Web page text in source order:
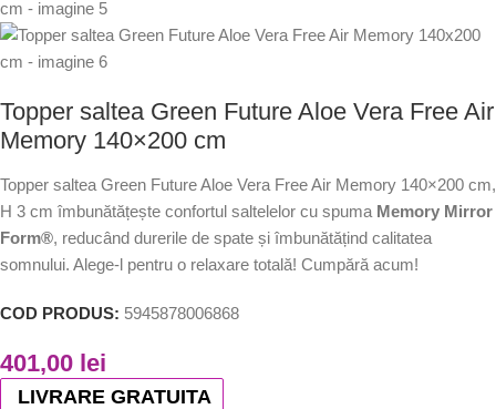
Topper saltea Green Future Aloe Vera Free Air
Memory 140×200 cm
Topper saltea Green Future Aloe Vera Free Air Memory 140×200 cm,
H 3 cm îmbunătățește confortul saltelelor cu spuma Memory Mirror
Form®, reducând durerile de spate și îmbunătățind calitatea
somnului. Alege-l pentru o relaxare totală! Cumpără acum!
COD PRODUS: 5945878006868
401,00 lei
LIVRARE GRATUITA